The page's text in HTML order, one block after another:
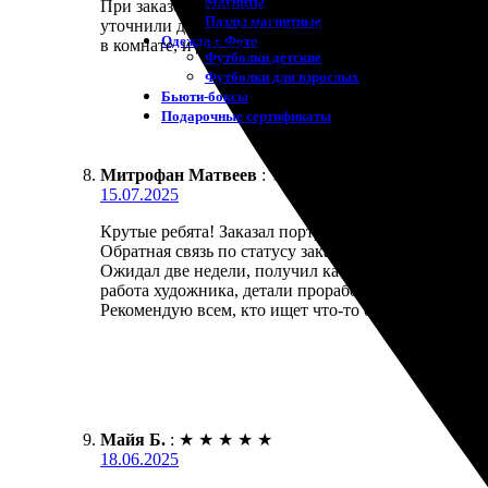
Пазлы магнитные
Одежда с Фото
Футболки детские
Футболки для взрослых
Бьюти-боксы
Подарочные сертификаты
При заказе портрета на холсте осталась в полном
уточнили детали, что было очень приятно.
в комнате, и друзья постоянно спрашивают, где
Митрофан Матвеев : ★
15.07.2025
Крутые ребята! Заказал портрет и остался в
Обратная связь по статусу заказа была на высшем
Ожидал две недели, получил качественную
работа художника, детали проработаны, эмоции
Рекомендую всем, кто ищет что-то особенное для
Майя Б. : ★ ★ ★ ★ ★
18.06.2025